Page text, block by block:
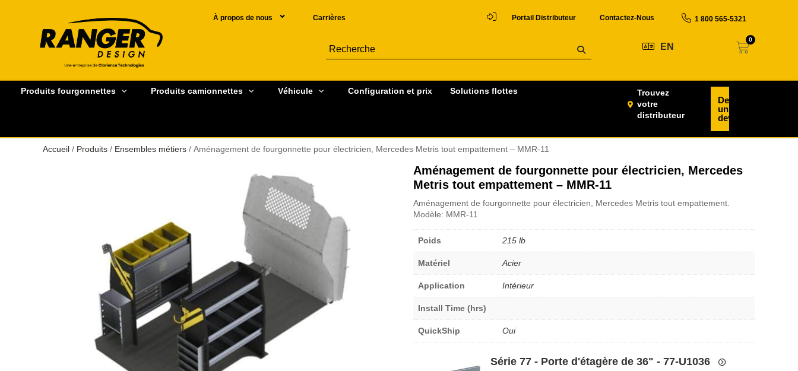
À propos de nous Carrières Portail Distributeur Contactez-Nous 1 800 565-5321
EN
0
Produits fourgonnettes Produits camionnettes Véhicule Configuration et prix Solutions flottes
Trouvez
votre
distributeur
Demander
un
devis
Accueil / Produits / Ensembles métiers / Aménagement de fourgonnette pour électricien, Mercedes Metris tout empattement – MMR-11
Aménagement de fourgonnette pour électricien, Mercedes
Metris tout empattement – MMR-11
Aménagement de fourgonnette pour électricien, Mercedes Metris tout empattement.
Modèle: MMR-11
Poids 215 lb
Matériel Acier
Application Intérieur
Install Time (hrs)
QuickShip Oui
Série 77 - Porte d'étagère de 36" - 77-U1036